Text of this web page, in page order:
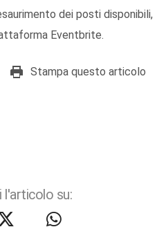
dei posti disponibili,
Eventbrite.
Stampa questo articolo
l'articolo su: